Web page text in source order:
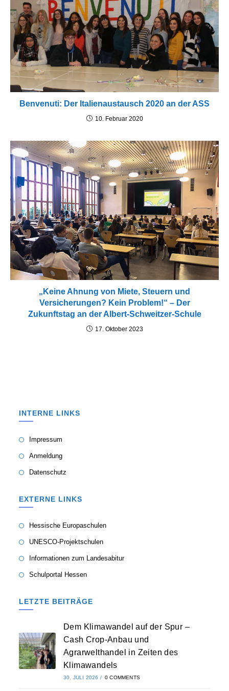
Benvenuti: Der Italienaustausch 2020 an der ASS
10. Februar 2020
„Keine Ahnung von Miete, Steuern und
Versicherungen? Kein Problem!“ – Der
Zukunftstag an der Albert-Schweitzer-Schule
17. Oktober 2023
INTERNE LINKS
Impressum
Anmeldung
Datenschutz
EXTERNE LINKS
Hessische Europaschulen
UNESCO-Projektschulen
Informationen zum Landesabitur
Schulportal Hessen
LETZTE BEITRÄGE
Dem Klimawandel auf der Spur –
Cash Crop-Anbau und
Agrarwelthandel in Zeiten des
Klimawandels
30. JULI 2026 / 0 COMMENTS